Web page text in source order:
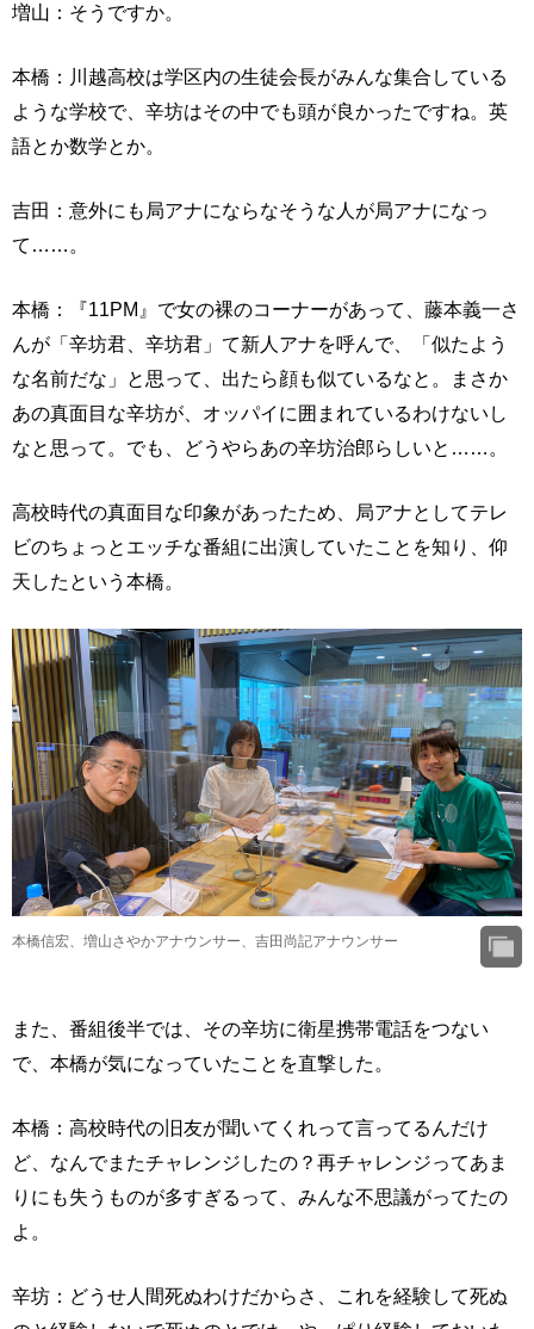
増山：そうですか。
本橋：川越高校は学区内の生徒会長がみんな集合している
ような学校で、辛坊はその中でも頭が良かったですね。英
語とか数学とか。
吉田：意外にも局アナにならなそうな人が局アナになっ
て……。
本橋：『11PM』で女の裸のコーナーがあって、藤本義一さ
んが「辛坊君、辛坊君」て新人アナを呼んで、「似たよう
な名前だな」と思って、出たら顔も似ているなと。まさか
あの真面目な辛坊が、オッパイに囲まれているわけないし
なと思って。でも、どうやらあの辛坊治郎らしいと……。
高校時代の真面目な印象があったため、局アナとしてテレ
ビのちょっとエッチな番組に出演していたことを知り、仰
天したという本橋。
本橋信宏、増山さやかアナウンサー、吉田尚記アナウンサー
また、番組後半では、その辛坊に衛星携帯電話をつない
で、本橋が気になっていたことを直撃した。
本橋：高校時代の旧友が聞いてくれって言ってるんだけ
ど、なんでまたチャレンジしたの？再チャレンジってあま
りにも失うものが多すぎるって、みんな不思議がってたの
よ。
辛坊：どうせ人間死ぬわけだからさ、これを経験して死ぬ